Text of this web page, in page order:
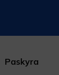
Paskyra